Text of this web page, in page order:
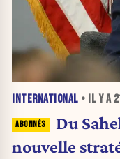
INTERNATIONAL • IL Y A
Du
nouvelle